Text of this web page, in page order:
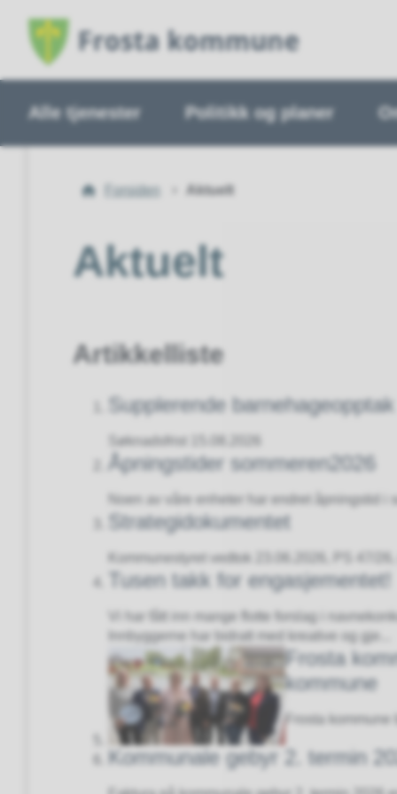
Alle tjenester Politikk og planer
Du
Forsiden Aktuelt
Aktuelt
Artikkelliste
Supplerende barnehageopptak
Søknadsfrist 15.08.2026
Åpningstider sommeren2026
Noen av våre enheter har endret åpningstid i
Strategidokumentet
Kommunestyret vedtok 23.06.2026, PS 47/
Tusen takk for engasjementet!
Vi har fått inn mange flotte forslag i
Innbyggerne har bidratt med kreative og gje...
Frosta
kommune
Frosta
Kommunale gebyr 2. termin